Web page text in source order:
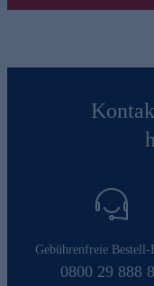
Gebührenfreie
0800 29 888